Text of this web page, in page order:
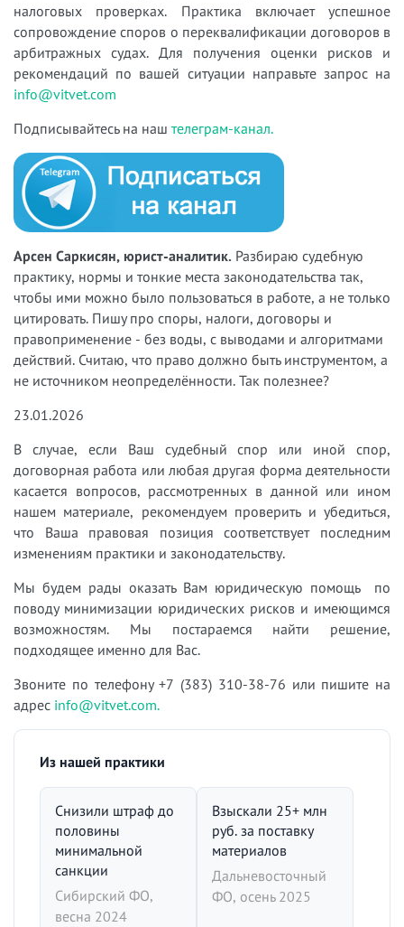
налоговых проверках. Практика включает успешное
сопровождение споров о переквалификации договоров в
арбитражных судах. Для получения оценки рисков и
рекомендаций по вашей ситуации направьте запрос на
info@vitvet.com
Подписывайтесь на наш телеграм-канал.
Арсен Саркисян, юрист-аналитик. Разбираю судебную
практику, нормы и тонкие места законодательства так,
чтобы ими можно было пользоваться в работе, а не только
цитировать. Пишу про споры, налоги, договоры и
правоприменение - без воды, с выводами и алгоритмами
действий. Считаю, что право должно быть инструментом, а
не источником неопределённости. Так полезнее?
23.01.2026
В случае, если Ваш судебный спор или иной спор,
договорная работа или любая другая форма деятельности
касается вопросов, рассмотренных в данной или ином
нашем материале, рекомендуем проверить и убедиться,
что Ваша правовая позиция соответствует последним
изменениям практики и законодательству.
Мы будем рады оказать Вам юридическую помощь по
поводу минимизации юридических рисков и имеющимся
возможностям. Мы постараемся найти решение,
подходящее именно для Вас.
Звоните по телефону +7 (383) 310-38-76 или пишите на
адрес info@vitvet.com.
Из нашей практики
Снизили штраф до
половины
минимальной
санкции
Сибирский ФО,
весна 2024
Взыскали 25+ млн
руб. за поставку
материалов
Дальневосточный
ФО, осень 2025